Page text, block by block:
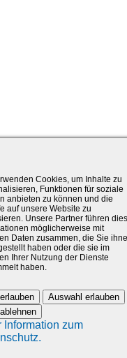
Cookies, um Inhalte zu
Funktionen für soziale
anbieten zu können und die
auf unsere Website zu
Unsere Partner führen
möglicherweise mit
Daten zusammen, die Sie
haben oder die sie im
Ihrer Nutzung der Dienste
haben.
Auswahl erlauben
Information zum